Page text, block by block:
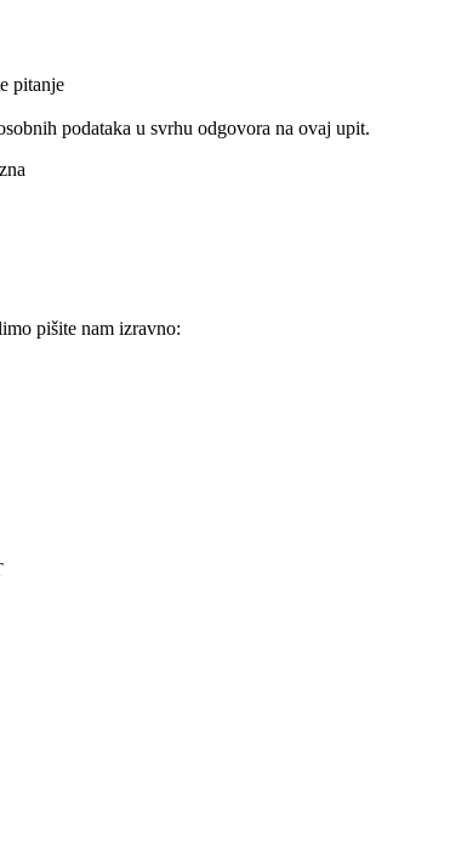
pitanje
podataka u svrhu odgovora na ovaj upit.
pišite nam izravno: